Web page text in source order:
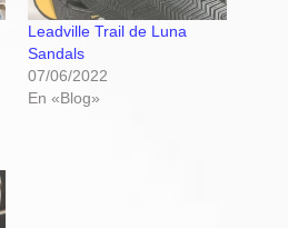
Leadville Trail de Luna
Sandals
07/06/2022
En «Blog»